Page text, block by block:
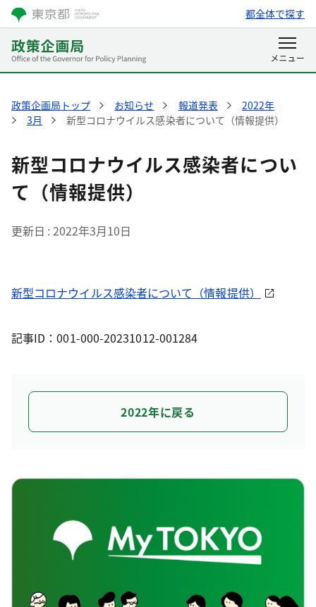
都全体で探す
政策企画局トップ お知らせ 報道発表
2022年
3月
新型コロナウイルス感染者について（情報提供）
新型コロナウイルス感染者につい
て（情報提供）
更新日 2022年3月10日
新型コロナウイルス感染者について（情報提供）
記事ID：001-000-20231012-001284
2022年に戻る